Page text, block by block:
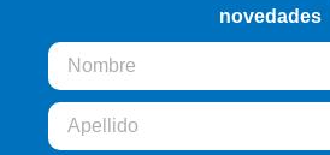
novedades